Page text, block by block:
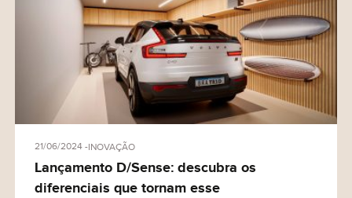
21/06/2024 INOVAÇÃO
Lançamento D/Sense: descubra os
diferenciais que tornam esse